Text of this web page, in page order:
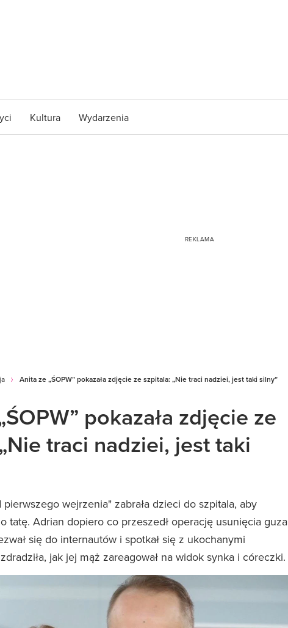
Kultura Wydarzenia
Anita ze „ŚOPW” pokazała zdjęcie ze szpitala: „Nie traci nadziei, jest taki silny”
pokazała zdjęcie ze
traci nadziei, jest taki
wejrzenia" zabrała dzieci do szpitala, aby
tatę. Adrian dopiero co przeszedł operację usunięcia guza
się do internautów i spotkał się z ukochanymi
jak jej mąż zareagował na widok synka i córeczki.